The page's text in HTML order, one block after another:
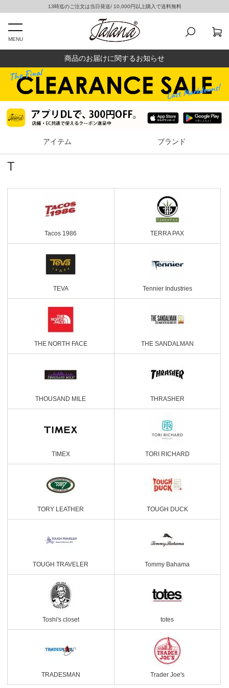
13時迄のご注文は当日発送/ 10,000円以上購入で送料無料
MENU
商品のお届けに関するお知らせ
アイテム ブランド
T
Tacos 1986 TERRA PAX
TEVA Tennier Industries
THE NORTH FACE THE SANDALMAN
THOUSAND MILE THRASHER
TIMEX TORI RICHARD
TORY LEATHER TOUGH DUCK
TOUGH TRAVELER Tommy Bahama
Toshi's closet totes
TRADESMAN Trader Joe's